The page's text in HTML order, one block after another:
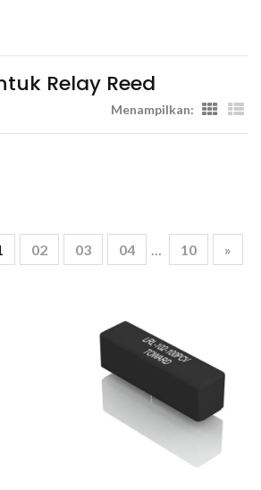
Relay Reed
Menampilkan:
02 03 04 … 10 »